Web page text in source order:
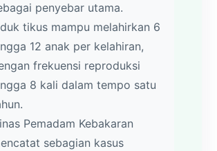
penyebar utama.
tikus mampu melahirkan 6
12 anak per kelahiran,
frekuensi reproduksi
8 kali dalam tempo satu
Pemadam Kebakaran
sebagian kasus